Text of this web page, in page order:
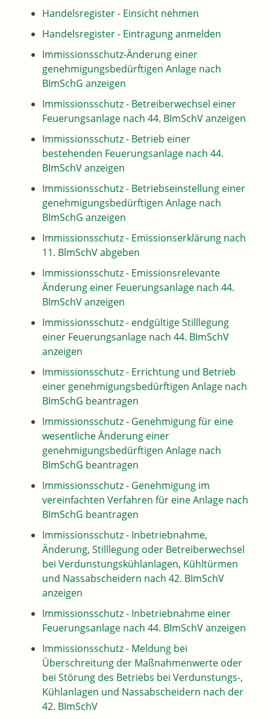
Handelsregister - Einsicht nehmen
Handelsregister - Eintragung anmelden
Immissionsschutz-Änderung einer
genehmigungsbedürftigen Anlage nach
BImSchG anzeigen
Immissionsschutz - Betreiberwechsel einer
Feuerungsanlage nach 44. BImSchV anzeigen
Immissionsschutz - Betrieb einer
bestehenden Feuerungsanlage nach 44.
BImSchV anzeigen
Immissionsschutz - Betriebseinstellung einer
genehmigungsbedürftigen Anlage nach
BImSchG anzeigen
Immissionsschutz - Emissionserklärung nach
11. BlmSchV abgeben
Immissionsschutz - Emissionsrelevante
Änderung einer Feuerungsanlage nach 44.
BImSchV anzeigen
Immissionsschutz - endgültige Stilllegung
einer Feuerungsanlage nach 44. BImSchV
anzeigen
Immissionsschutz - Errichtung und Betrieb
einer genehmigungsbedürftigen Anlage nach
BImSchG beantragen
Immissionsschutz - Genehmigung für eine
wesentliche Änderung einer
genehmigungsbedürftigen Anlage nach
BImSchG beantragen
Immissionsschutz - Genehmigung im
vereinfachten Verfahren für eine Anlage nach
BImSchG beantragen
Immissionsschutz - Inbetriebnahme,
Änderung, Stilllegung oder Betreiberwechsel
bei Verdunstungskühlanlagen, Kühltürmen
und Nassabscheidern nach 42. BImSchV
anzeigen
Immissionsschutz - Inbetriebnahme einer
Feuerungsanlage nach 44. BImSchV anzeigen
Immissionsschutz - Meldung bei
Überschreitung der Maßnahmenwerte oder
bei Störung des Betriebs bei Verdunstungs-,
Kühlanlagen und Nassabscheidern nach der
42. BImSchV